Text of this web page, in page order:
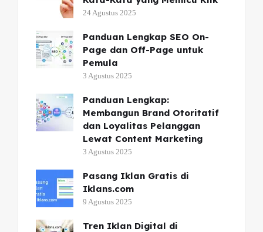
24 Agustus 2025
Panduan Lengkap SEO On-
Page dan Off-Page untuk
Pemula
3 Agustus 2025
Panduan Lengkap:
Membangun Brand Otoritatif
dan Loyalitas Pelanggan
Lewat Content Marketing
3 Agustus 2025
Pasang Iklan Gratis di
Iklans.com
9 Agustus 2025
Tren Iklan Digital di